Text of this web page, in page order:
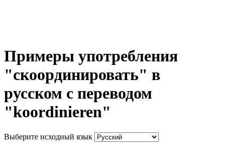
Примеры употребления
"скоординировать" в
русском с переводом
"koordinieren"
Выберите исходный язык